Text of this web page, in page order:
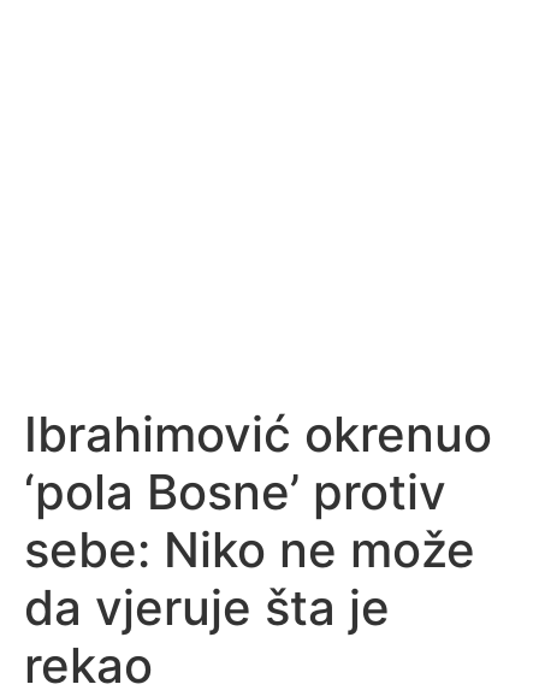
Ibrahimović okrenuo
‘pola Bosne’ protiv
sebe: Niko ne može
da vjeruje šta je
rekao